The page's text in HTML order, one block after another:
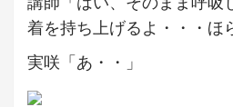
着を持ち上げるよ・・・ほ
実咲「あ・・」